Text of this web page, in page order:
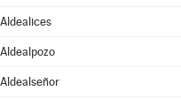
Aldealices
Aldealpozo
Aldealseñor